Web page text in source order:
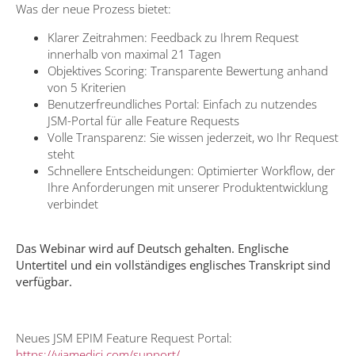
Was der neue Prozess bietet:
Klarer Zeitrahmen: Feedback zu Ihrem Request
innerhalb von maximal 21 Tagen
Objektives Scoring: Transparente Bewertung anhand
von 5 Kriterien
Benutzerfreundliches Portal: Einfach zu nutzendes
JSM-Portal für alle Feature Requests
Volle Transparenz: Sie wissen jederzeit, wo Ihr Request
steht
Schnellere Entscheidungen: Optimierter Workflow, der
Ihre Anforderungen mit unserer Produktentwicklung
verbindet
Das Webinar wird auf Deutsch gehalten. Englische
Untertitel und ein vollständiges englisches Transkript sind
verfügbar.
Neues JSM EPIM Feature Request Portal: